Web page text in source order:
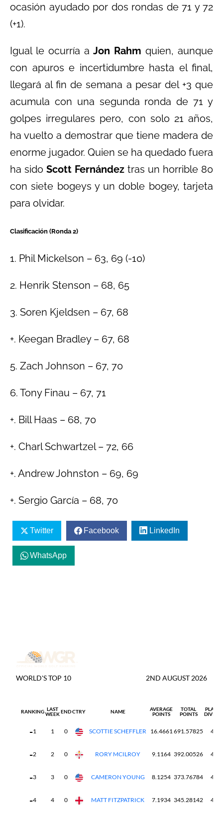
ocasión ayudado por dos rondas de 71 y 72
(+1).
Igual le ocurría aJon Rahm quien, aunque
con apuros e incertidumbre hasta el final,
llegará al fin de semana a pesar del +3 que
acumula con una segunda ronda de 71 y
golpes irregulares pero, con solo 21 años,
ha vuelto a demostrar que tiene madera de
enorme jugador. Quien se ha quedado fuera
ha sido Scott Fernández tras un horrible 80
con siete bogeys y un doble bogey, tarjeta
para olvidar.
Clasificación (Ronda 2)
1. Phil Mickelson – 63, 69 (-10)
2. Henrik Stenson – 68, 65
3. Soren Kjeldsen – 67, 68
+. Keegan Bradley – 67, 68
5. Zach Johnson – 67, 70
6. Tony Finau – 67, 71
+. Bill Haas – 68, 70
+. Charl Schwartzel – 72, 66
+. Andrew Johnston – 69, 69
+. Sergio García – 68, 70
Twitter Facebook LinkedIn
WhatsApp